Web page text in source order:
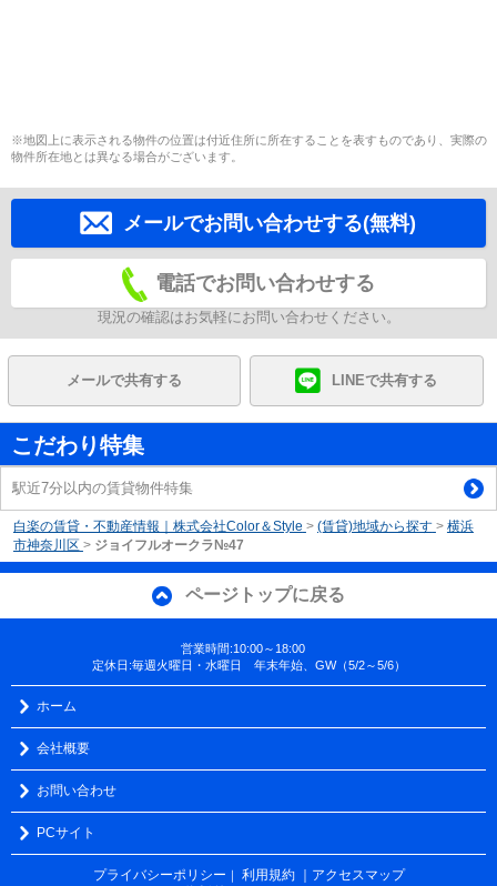
※地図上に表示される物件の位置は付近住所に所在することを表すものであり、実際の
物件所在地とは異なる場合がございます。
メールでお問い合わせする(無料)
電話でお問い合わせする
現況の確認はお気軽にお問い合わせください。
メールで共有する LINEで共有する
こだわり特集
駅近7分以内の賃貸物件特集
白楽の賃貸・不動産情報｜株式会社Color＆Style > (賃貸)地域から探す > 横浜
市神奈川区 > ジョイフルオークラ№47
ページトップに戻る
営業時間:10:00～18:00
定休日:毎週火曜日・水曜日 年末年始、GW（5/2～5/6）
ホーム
会社概要
お問い合わせ
PCサイト
プライバシーポリシー 利用規約 ｜アクセスマップ